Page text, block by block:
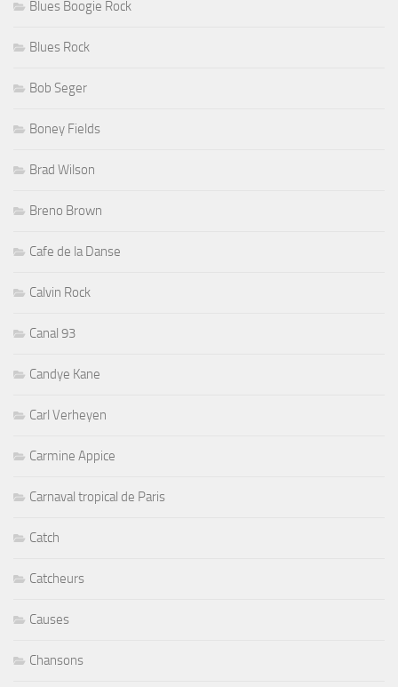
Blues Boogie Rock
Blues Rock
Bob Seger
Boney Fields
Brad Wilson
Breno Brown
Cafe de la Danse
Calvin Rock
Canal 93
Candye Kane
Carl Verheyen
Carmine Appice
Carnaval tropical de Paris
Catch
Catcheurs
Causes
Chansons